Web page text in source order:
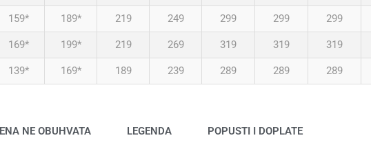
159* 189* 219 249 299 299 299
169* 199* 219 269 319 319 319
139* 169* 189 239 289 289 289
NE OBUHVATA LEGENDA POPUSTI I DOPLATE